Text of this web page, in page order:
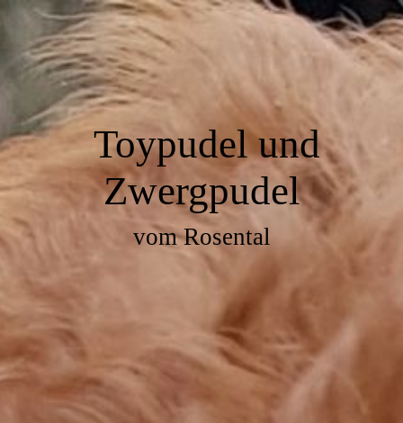
Toypudel und
Zwergpudel
vom Rosental